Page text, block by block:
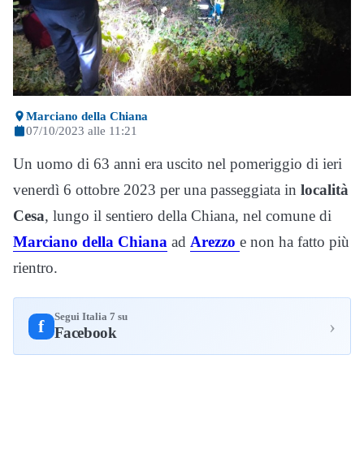
Marciano della Chiana
07/10/2023 alle 11:21
Un uomo di 63 anni era uscito nel pomeriggio di ieri
venerdì 6 ottobre 2023 per una passeggiata in località
Cesa, lungo il sentiero della Chiana, nel comune di
Marciano della Chiana ad Arezzo e non ha fatto più
rientro.
f Segui Italia 7 su
Facebook ›